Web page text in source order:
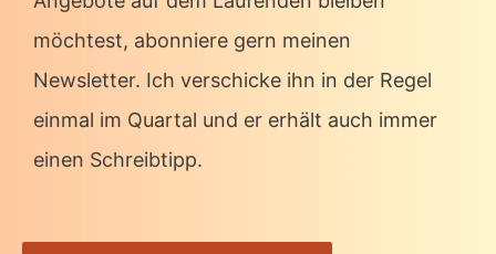
möchtest, abonniere gern meinen
Newsletter. Ich verschicke ihn in der Regel
einmal im Quartal und er erhält auch immer
einen Schreibtipp.